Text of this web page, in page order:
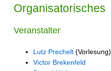
Organisatorisches
Veranstalter
Lutz Prechelt (Vorlesung)
Victor Brekenfeld